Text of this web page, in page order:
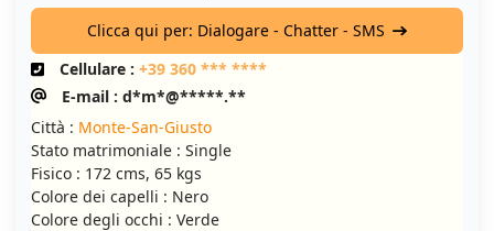
Clicca qui per: Dialogare - Chatter - SMS
Cellulare : +39 360 *** ****
E-mail : d*m*@*****.**
Città : Monte-San-Giusto
Stato matrimoniale : Single
Fisico : 172 cms, 65 kgs
Colore dei capelli : Nero
Colore degli occhi : Verde